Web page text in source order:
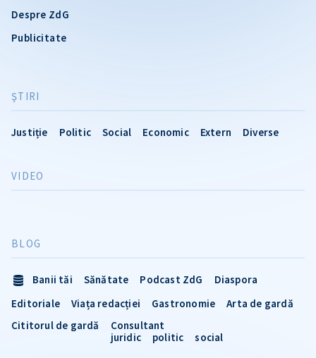
Despre ZdG
Publicitate
ŞTIRI
Justiție Politic Social Economic Extern Diverse
VIDEO
BLOG
Banii tăi Sănătate Podcast ZdG
Diaspora
Editoriale
Viața redacției Gastronomie
Arta de gardă
Cititorul de gardă
Consultant
juridic
politic social